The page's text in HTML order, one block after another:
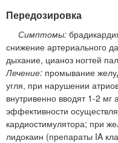
Передозировка
Симптомы:
снижение артериального
дыхание, цианоз ногтей
Лечение: промывание
угля, при нарушении
внутривенно вводят 1-2
эффективности
кардиостимулятора; при
лидокаин (препараты IA